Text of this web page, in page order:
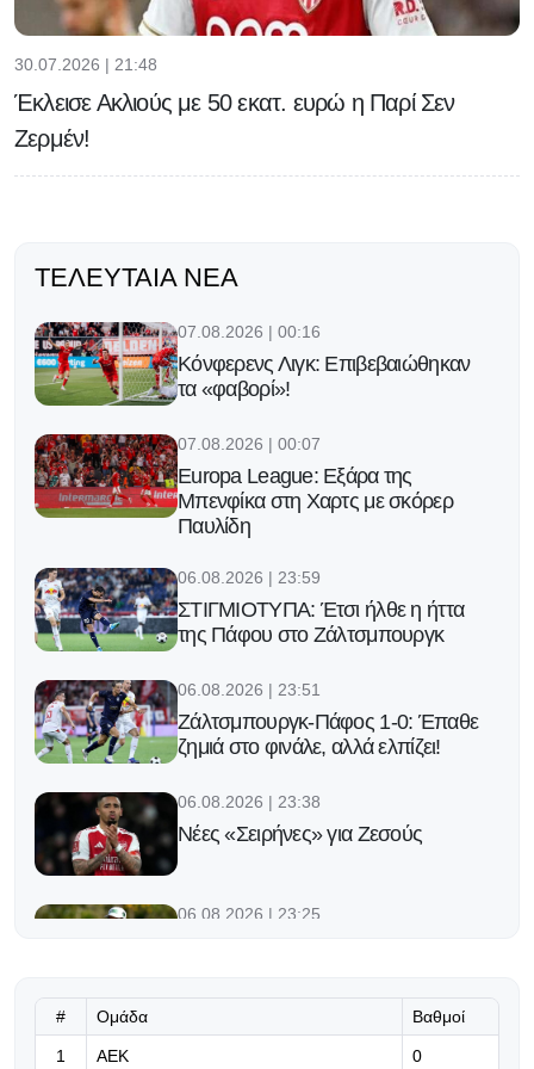
30.07.2026 | 21:48
Έκλεισε Ακλιούς με 50 εκατ. ευρώ η Παρί Σεν
Ζερμέν!
ΤΕΛΕΥΤΑΊΑ ΝΈΑ
07.08.2026 | 00:16
Κόνφερενς Λιγκ: Επιβεβαιώθηκαν
τα «φαβορί»!
07.08.2026 | 00:07
Europa League: Εξάρα της
Μπενφίκα στη Χαρτς με σκόρερ
Παυλίδη
06.08.2026 | 23:59
ΣΤΙΓΜΙΟΤΥΠΑ: Έτσι ήλθε η ήττα
της Πάφου στο Ζάλτσμπουργκ
06.08.2026 | 23:51
Ζάλτσμπουργκ-Πάφος 1-0: Έπαθε
ζημιά στο φινάλε, αλλά ελπίζει!
06.08.2026 | 23:38
Νέες «Σειρήνες» για Ζεσούς
06.08.2026 | 23:25
«Μπορούμε να βασιστούμε σε
# Ομάδα Βαθμοί
1 ΑΕΚ 0